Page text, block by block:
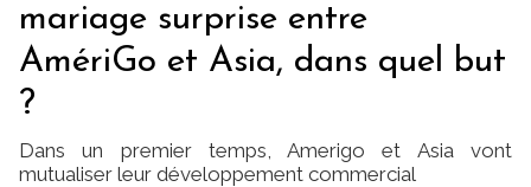
mariage surprise entre
AmériGo et Asia, dans quel but
?
Dans un premier temps, Amerigo et Asia vont
mutualiser leur développement commercial